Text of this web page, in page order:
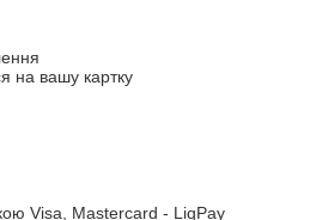
на вашу картку
Visa, Mastercard - LiqPay